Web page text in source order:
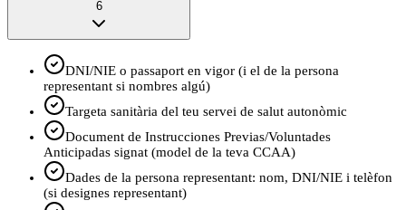
6
DNI/NIE o passaport en vigor (i el de la persona
representant si nombres algú)
Targeta sanitària del teu servei de salut autonòmic
Document de Instrucciones Previas/Voluntades
Anticipadas signat (model de la teva CCAA)
Dades de la persona representant: nom, DNI/NIE i telèfon
(si designes representant)